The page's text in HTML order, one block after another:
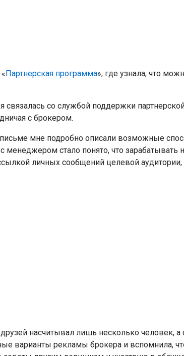
Партнерская программа», где узнала, что
связалась со службой поддержки
с брокером.
мне подробно описали возможные
стало понято, что
личных сообщений целевой аудитории,
насчитывал лишь несколько человек, а
варианты рекламы брокера и вспомнила,